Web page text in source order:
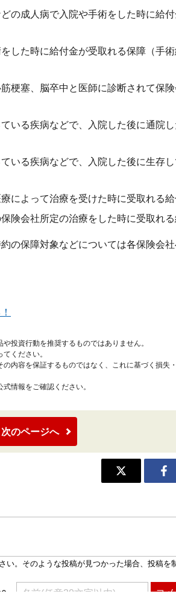
の成人病で入院や手術をした時に給
た時に給付金が受取れる保障（手術
梗塞、脳卒中と医師に診断されて保
る疾病などで、入院した後に通院
る疾病などで、入院した後に生存し
によって治療を受けた時に受取れる給
険会社所定の治療をした時に受取れる
の保障対象などについては各保険会
投資行動を推奨するものではありません。
ください。
内容を保証するものではなく、これに基づく損失
情報をご確認ください。
次のページへ